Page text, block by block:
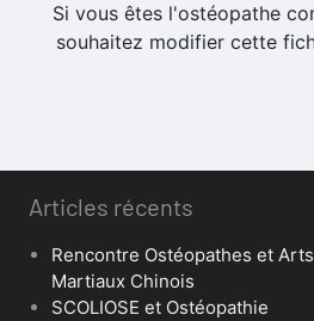
Si vous êtes l'ostéopathe
souhaitez modifier cette
Articles récents
Rencontre Ostéopathes et
Martiaux Chinois
SCOLIOSE et Ostéopathie